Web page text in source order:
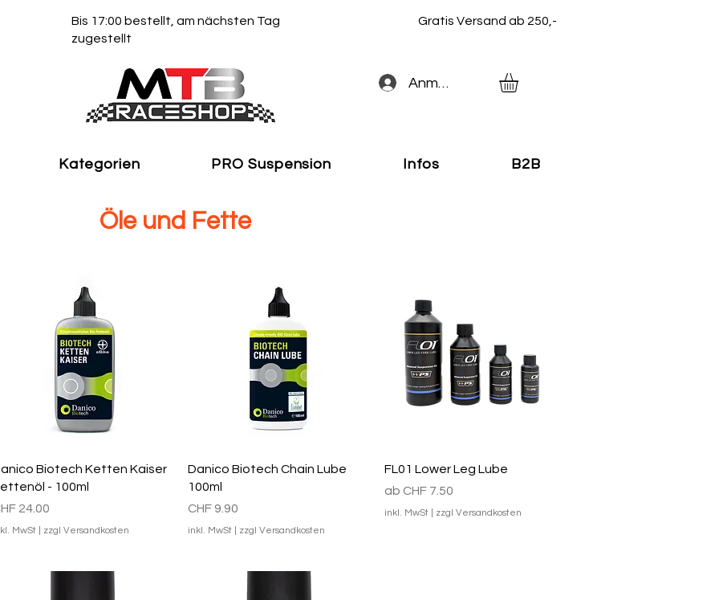
Bis 17:00 bestellt, am nächsten Tag
zugestellt
Gratis Versand ab 250,-
Anmelden
Kategorien PRO Suspension Infos B2B
Öle und Fette
Schnellansicht
Biotech Ketten Kaiser
- 100ml
24.00
MwSt| zzgl Versandkosten
Schnellansicht
Danico Biotech Chain Lube
100ml
Preis
CHF 9.90
inkl. MwSt zzgl Versandkosten
Schnellansicht
FL01 Lower Leg Lube
ab CHF 7.50
Sale-Preis
inkl. MwSt| zzgl Versandkosten